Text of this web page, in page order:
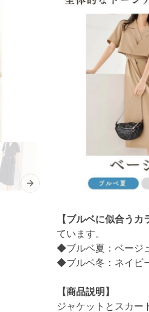
Next slide
【ブルベに似合うカ
ています。
◆ブルベ夏：ベージ
◆ブルベ冬：ネイビ
【商品説明】
ジャケットとスカー